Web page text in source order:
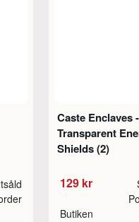
Caste Enclaves
Transparent
Shields (2)
129 kr
Butiken